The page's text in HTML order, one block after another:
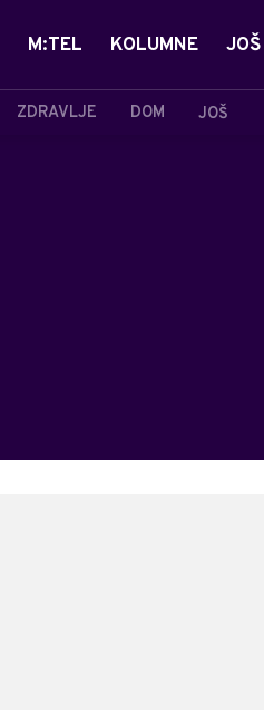
ZDRAVLJE DOM JOŠ
M:TEL KOLUMNE JOŠ